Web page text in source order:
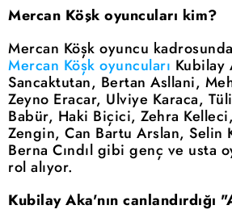
Mercan Köşk oyuncuları kim?
Mercan Köşk oyuncu
Mercan Köşk oyuncuları Kubilay
Sancaktutan, Bertan Asllani,
Zeyno Eracar, Ulviye Karaca,
Babür, Haki Biçici, Zehra
Zengin, Can Bartu Arslan, Selin
Berna Cındıl gibi genç ve usta
rol alıyor.
Kubilay Aka'nın canlandırdığı